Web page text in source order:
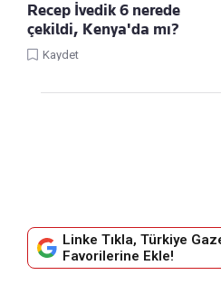
Recep İvedik 6 nerede
çekildi, Kenya'da mı?
Kaydet
Linke Tıkla, Türkiye
Favorilerine Ekle!